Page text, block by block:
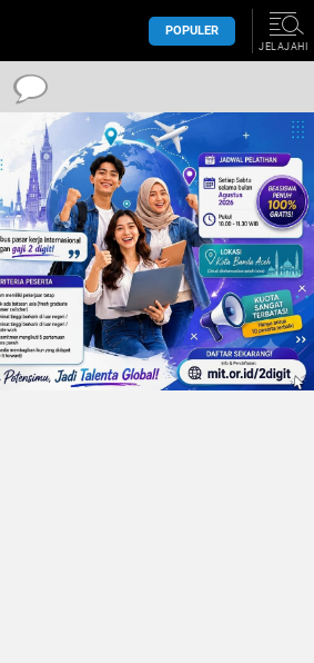
POPULER
JELAJAHI